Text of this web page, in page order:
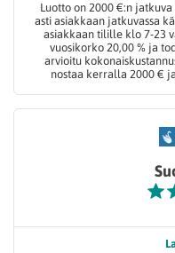
Luotto on 2000 €:n
asti asiakkaan jatkuvassa
asiakkaan tilille klo 7-23
vuosikorko 20,00 % ja
arvioitu
nostaa kerralla 2000 €